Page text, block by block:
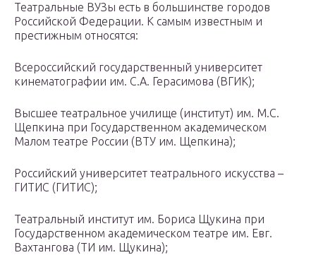
Театральные ВУЗы есть в большинстве городов
Российской Федерации. К самым известным и
престижным относятся:
Всероссийский государственный университет
кинематографии им. С.А. Герасимова (ВГИК);
Высшее театральное училище (институт) им. М.С.
Щепкина при Государственном академическом
Малом театре России (ВТУ им. Щепкина);
Российский университет театрального искусства –
ГИТИС (ГИТИС);
Театральный институт им. Бориса Щукина при
Государственном академическом театре им. Евг.
Вахтангова (ТИ им. Щукина);